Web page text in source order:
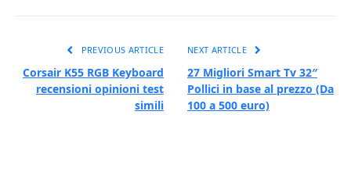
PREVIOUS ARTICLE
Corsair K55 RGB Keyboard
recensioni opinioni test
simili
NEXT ARTICLE
27 Migliori Smart Tv 32″
Pollici in base al prezzo (Da
100 a 500 euro)